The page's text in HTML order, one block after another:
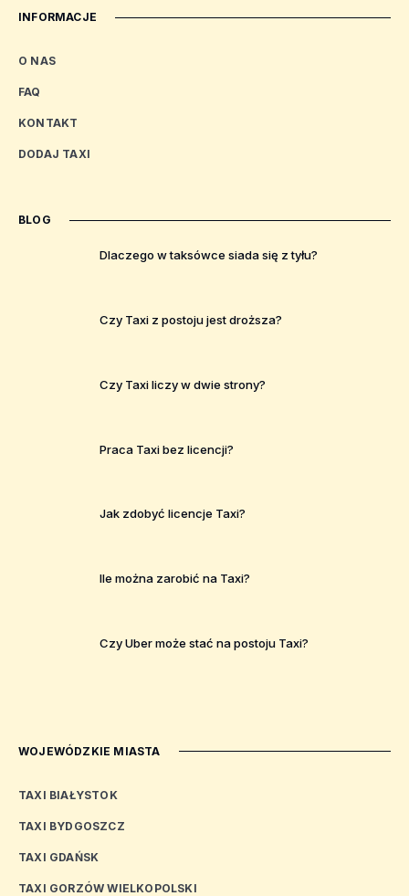
INFORMACJE
O NAS
FAQ
KONTAKT
DODAJ TAXI
BLOG
Dlaczego w taksówce siada się z tyłu?
Czy Taxi z postoju jest droższa?
Czy Taxi liczy w dwie strony?
Praca Taxi bez licencji?
Jak zdobyć licencje Taxi?
Ile można zarobić na Taxi?
Czy Uber może stać na postoju Taxi?
WOJEWÓDZKIE MIASTA
TAXI BIAŁYSTOK
TAXI BYDGOSZCZ
TAXI GDAŃSK
TAXI GORZÓW WIELKOPOLSKI